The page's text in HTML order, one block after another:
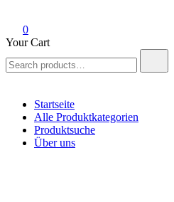
0
Your Cart
for:
Startseite
Alle Produktkategorien
Produktsuche
Über uns